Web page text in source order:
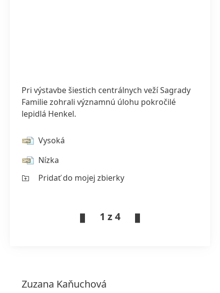
Pri výstavbe šiestich centrálnych veží Sagrady
Familie zohrali významnú úlohu pokročilé
lepidlá Henkel.
Vysoká
Nízka
Pridať do mojej zbierky
1 z 4
Zuzana Kaňuchová